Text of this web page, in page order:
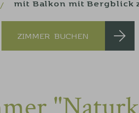
mit Balkon mit Bergblick
ZIMMER BUCHEN